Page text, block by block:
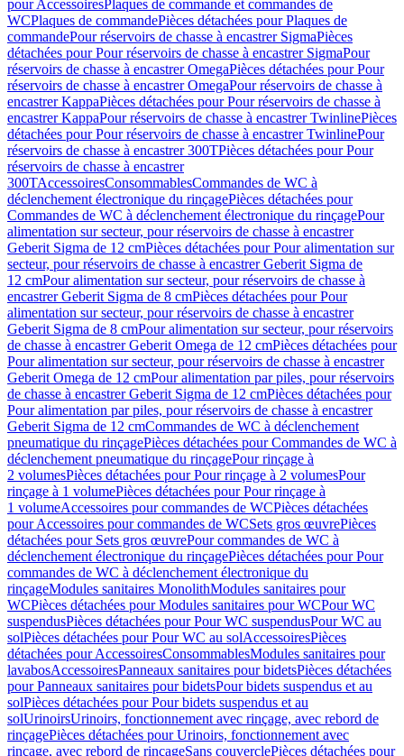
pour AccessoiresPlaques de commande et commandes de
WCPlaques de commandePièces détachées pour Plaques de
commandePour réservoirs de chasse à encastrer SigmaPièces
détachées pour Pour réservoirs de chasse à encastrer SigmaPour
réservoirs de chasse à encastrer OmegaPièces détachées pour Pour
réservoirs de chasse à encastrer OmegaPour réservoirs de chasse à
encastrer KappaPièces détachées pour Pour réservoirs de chasse à
encastrer KappaPour réservoirs de chasse à encastrer TwinlinePièces
détachées pour Pour réservoirs de chasse à encastrer TwinlinePour
réservoirs de chasse à encastrer 300TPièces détachées pour Pour
réservoirs de chasse à encastrer
300TAccessoiresConsommablesCommandes de WC à
déclenchement électronique du rinçagePièces détachées pour
Commandes de WC à déclenchement électronique du rinçagePour
alimentation sur secteur, pour réservoirs de chasse à encastrer
Geberit Sigma de 12 cmPièces détachées pour Pour alimentation sur
secteur, pour réservoirs de chasse à encastrer Geberit Sigma de
12 cmPour alimentation sur secteur, pour réservoirs de chasse à
encastrer Geberit Sigma de 8 cmPièces détachées pour Pour
alimentation sur secteur, pour réservoirs de chasse à encastrer
Geberit Sigma de 8 cmPour alimentation sur secteur, pour réservoirs
de chasse à encastrer Geberit Omega de 12 cmPièces détachées pour
Pour alimentation sur secteur, pour réservoirs de chasse à encastrer
Geberit Omega de 12 cmPour alimentation par piles, pour réservoirs
de chasse à encastrer Geberit Sigma de 12 cmPièces détachées pour
Pour alimentation par piles, pour réservoirs de chasse à encastrer
Geberit Sigma de 12 cmCommandes de WC à déclenchement
pneumatique du rinçagePièces détachées pour Commandes de WC à
déclenchement pneumatique du rinçagePour rinçage à
2 volumesPièces détachées pour Pour rinçage à 2 volumesPour
rinçage à 1 volumePièces détachées pour Pour rinçage à
1 volumeAccessoires pour commandes de WCPièces détachées
pour Accessoires pour commandes de WCSets gros œuvrePièces
détachées pour Sets gros œuvrePour commandes de WC à
déclenchement électronique du rinçagePièces détachées pour Pour
commandes de WC à déclenchement électronique du
rinçageModules sanitaires MonolithModules sanitaires pour
WCPièces détachées pour Modules sanitaires pour WCPour WC
suspendusPièces détachées pour Pour WC suspendusPour WC au
solPièces détachées pour Pour WC au solAccessoiresPièces
détachées pour AccessoiresConsommablesModules sanitaires pour
lavabosAccessoiresPanneaux sanitaires pour bidetsPièces détachées
pour Panneaux sanitaires pour bidetsPour bidets suspendus et au
solPièces détachées pour Pour bidets suspendus et au
solUrinoirsUrinoirs, fonctionnement avec rinçage, avec rebord de
rinçagePièces détachées pour Urinoirs, fonctionnement avec
rinçage, avec rebord de rinçageSans couverclePièces détachées pour